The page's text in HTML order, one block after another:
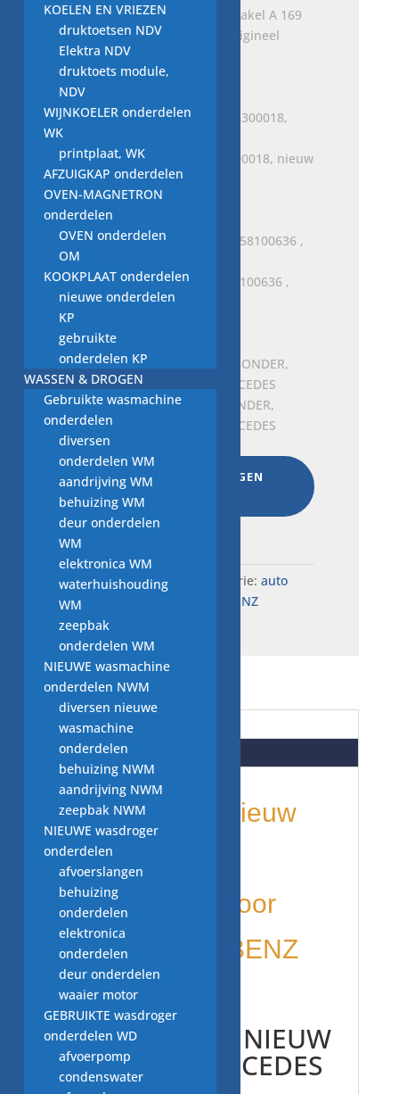
Moer veerpoot op veerschakel A 169
N000000003277, nieuw origineel
MERCEDES BENZ
€1,00
actieve koolfilter, A5418300018, nieuw
MERCEDES-BENZ
€49,00 Oorspronkelijke
was:
€45,00
AFDEKKING ASBAK, A2058100636 ,
MERCEDES-BENZ
was:
€ 99,00.
Veerverbinding RECHTSONDER,
A2113308207, nieuw MERCEDES
€401,00
prijs
was:
€ 401,00.
AAN WINKELWAGEN
Total:€541,00
SKU:H1.66..5405 Categorie: auto
onderdelen MERCEDES BENZ
Beschrijving
Beoordelingen (0)
onderdelen: nieuw
per stuk
voor NIEUW voor
MERCEDES BENZ
Thermostaat,
A6422000815 NIEUW
origineel MERCEDES
KOELEN EN VRIEZEN
druktoetsen NDV
Elektra NDV
druktoets module,
NDV
WIJNKOELER onderdelen
WK
printplaat, WK
AFZUIGKAP onderdelen
OVEN-MAGNETRON
onderdelen
OVEN onderdelen
OM
KOOKPLAAT onderdelen
nieuwe onderdelen
KP
gebruikte
onderdelen KP
WASSEN & DROGEN
Gebruikte wasmachine
onderdelen
diversen
onderdelen WM
aandrijving WM
behuizing WM
deur onderdelen
WM
elektronica WM
waterhuishouding
WM
zeepbak
onderdelen WM
NIEUWE wasmachine
onderdelen NWM
diversen nieuwe
wasmachine
onderdelen
behuizing NWM
aandrijving NWM
zeepbak NWM
NIEUWE wasdroger
onderdelen
afvoerslangen
behuizing
onderdelen
elektronica
onderdelen
deur onderdelen
waaier motor
GEBRUIKTE wasdroger
onderdelen WD
afvoerpomp
condenswater